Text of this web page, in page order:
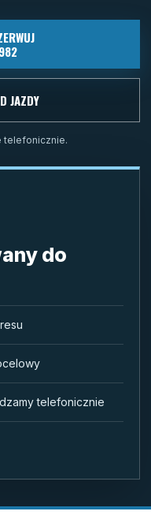
JAZDY
telefonicznie.
do
telefonicznie